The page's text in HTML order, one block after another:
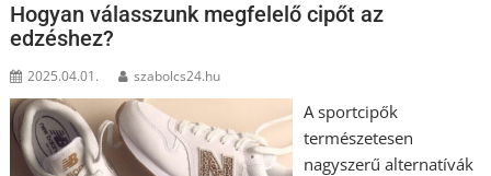
Hogyan válasszunk megfelelő cipőt az
edzéshez?
2025.04.01. szabolcs24.hu
A sportcipők
természetesen
nagyszerű alternatívák